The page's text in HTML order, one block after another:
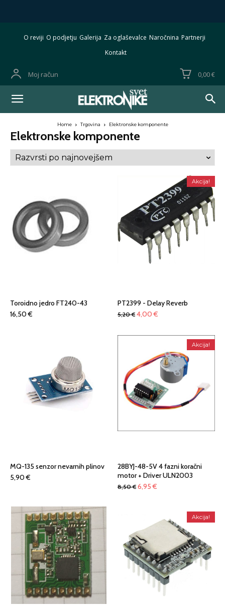
O reviji O podjetju Galerija Za oglaševalce Naročnina Partnerji
Kontakt
Moj račun 0,00 €
Home Trgovina Elektronske komponente
Elektronske komponente
Toroidno jedro FT240-43
16,50€
Akcija!
PT2399 - Delay Reverb
5,20€ Izvirna
je
5,20 €.
4,00€
je:
MQ-135 senzor nevarnih plinov
5,90€
Akcija!
28BYJ-48-5V 4 fazni koračni
motor + Driver ULN2003
8,50€ Izvirna
8,50 €.
6,95€
6,95 €.
Akcija!